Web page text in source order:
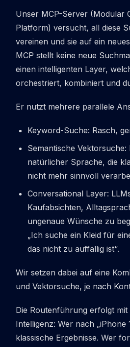
Unser MCP-Server (Modular
Platform) versucht, all diese
vereinen und sie auf ein
MCP stellt keine neue
einen intelligenten Layer,
orchestriert, kombiniert und
Er nutzt mehrere parallele
Keyword-Suche: Rasch,
Semantische
natürlicher Sprache, die
nicht mehr sinnvoll
Conversational Layer:
Kaufabsichten,
ungenaue Wünsche zu
„Ich suche ein Kleid für
das nicht zu auffällig ist“.
Wir setzen dabei auf eine
und Vektorsuche, je nach
Die Routenführung erfolgt
Intelligenz: Wer nach „iPhone
klassische Ergebnisse. Wer